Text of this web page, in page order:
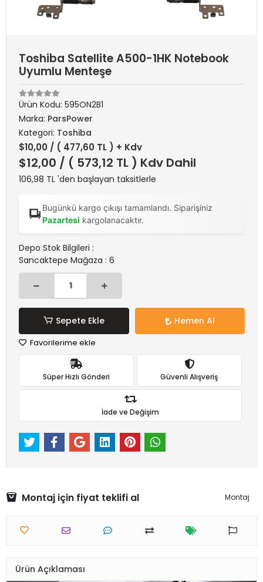
Toshiba Satellite A500-1HK Notebook
Uyumlu Menteşe
Ürün Kodu: 595ON2B1
Marka: ParsPower
Kategori: Toshiba
$10,00 / ( 477,60 TL ) + Kdv
$12,00 / ( 573,12 TL ) Kdv Dahil
106,98 TL 'den başlayan taksitlerle
Bugünkü kargo çıkışı tamamlandı. Siparişiniz
Pazartesi kargolanacaktır.
Depo Stok Bilgileri :
Sancaktepe Mağaza : 6
Sepete Ekle Hemen Al
Favorilerime ekle
Süper Hızlı Gönderi Güvenli Alışveriş
İade ve Değişim
Montaj için fiyat teklifi al Montaj
Ürün Açıklaması